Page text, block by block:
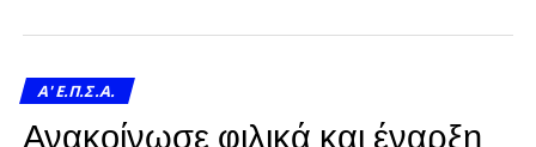
A' Ε.Π.Σ.Α.
Ανακοίνωσε φιλικά και έναρξη